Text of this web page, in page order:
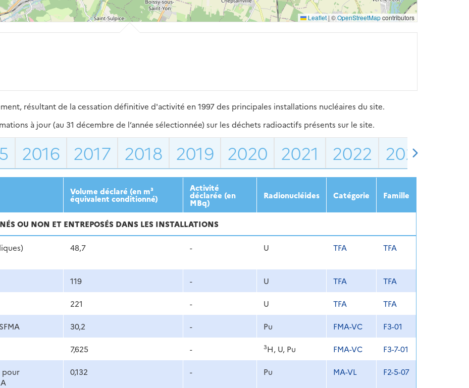
Leaflet | ©OpenStreetMapcontributors
résultant de la cessation définitive d'activité en 1997 des principales installations nucléaires du site.
à jour (au 31 décembre de l’année sélectionnée) sur les déchets radioactifs présents sur le site.
2016 2017 2018 2019 2020 2021 2022 2023
Volume déclaré (en m³
équivalent conditionné)
Activité
déclarée (en
MBq)
Radionucléides Catégorie Famille
OU NON ET ENTREPOSÉS DANS LES INSTALLATIONS
48,7 - U TFA TFA
119 - U TFA TFA
221 - U TFA TFA
30,2 - Pu FMA-VC F3-01
7,625 - 3H, U, Pu FMA-VC F3-7-01
pour
0,132 - Pu MA-VL F2-5-07